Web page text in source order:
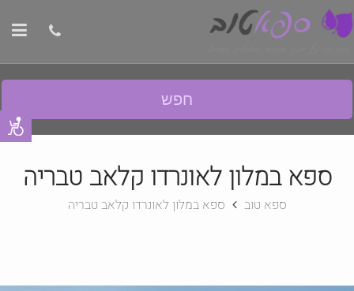
חפש
ספא במלון לאונרדו קלאב טבריה
ספא טוב ספא במלון לאונרדו קלאב טבריה